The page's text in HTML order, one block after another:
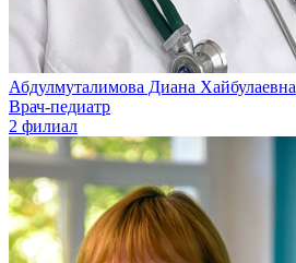
Абдулмуталимова Диана Хайбулаевна
Врач-педиатр
2 филиал